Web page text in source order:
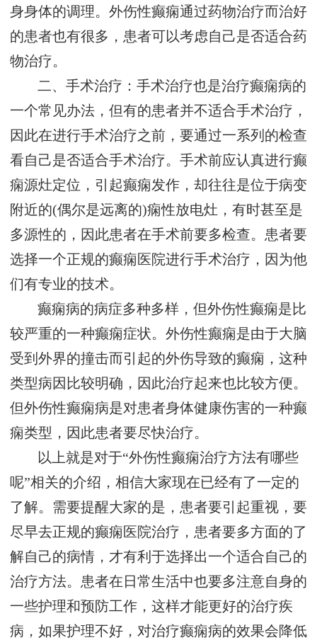
身身体的调理。外伤性癫痫通过药物治疗而治好
的患者也有很多，患者可以考虑自己是否适合药
物治疗。
二、手术治疗：手术治疗也是治疗癫痫病的
一个常见办法，但有的患者并不适合手术治疗，
因此在进行手术治疗之前，要通过一系列的检查
看自己是否适合手术治疗。手术前应认真进行癫
痫源灶定位，引起癫痫发作，却往往是位于病变
附近的(偶尔是远离的)痫性放电灶，有时甚至是
多源性的，因此患者在手术前要多检查。患者要
选择一个正规的癫痫医院进行手术治疗，因为他
们有专业的技术。
癫痫病的病症多种多样，但外伤性癫痫是比
较严重的一种癫痫症状。外伤性癫痫是由于大脑
受到外界的撞击而引起的外伤导致的癫痫，这种
类型病因比较明确，因此治疗起来也比较方便。
但外伤性癫痫病是对患者身体健康伤害的一种癫
痫类型，因此患者要尽快治疗。
以上就是对于“外伤性癫痫治疗方法有哪些
呢”相关的介绍，相信大家现在已经有了一定的
了解。需要提醒大家的是，患者要引起重视，要
尽早去正规的癫痫医院治疗，患者要多方面的了
解自己的病情，才有利于选择出一个适合自己的
治疗方法。患者在日常生活中也要多注意自身的
一些护理和预防工作，这样才能更好的治疗疾
病，如果护理不好，对治疗癫痫病的效果会降低